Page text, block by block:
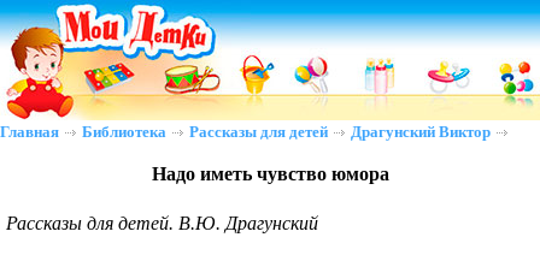
Главная Библиотека Рассказы для детей Драгунский Виктор
Надо иметь чувство юмора
Рассказы для детей. В.Ю. Драгунский